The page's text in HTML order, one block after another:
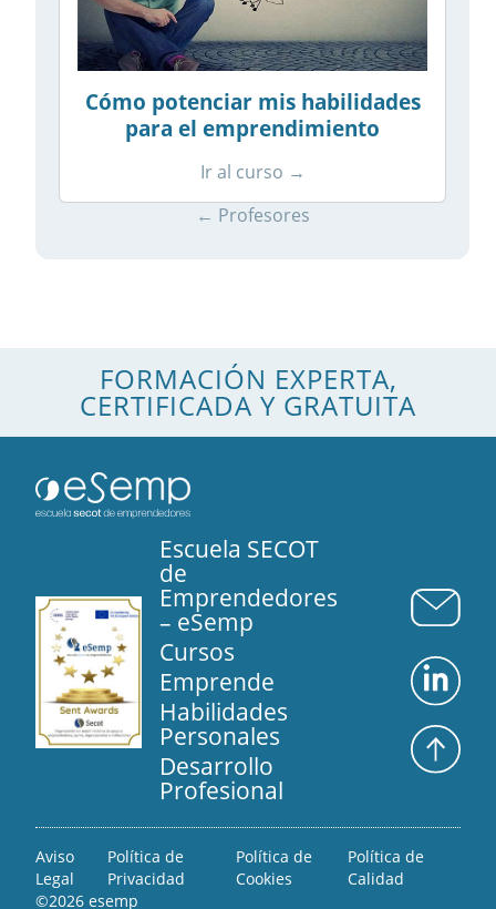
Cómo potenciar mis habilidades
para el emprendimiento
Ir al curso →
← Profesores
FORMACIÓN EXPERTA,
CERTIFICADA Y GRATUITA
Escuela SECOT
de
Emprendedores
– eSemp
Cursos
Emprende
Habilidades
Personales
Desarrollo
Profesional
Aviso
Legal
Política de
Privacidad
Política de
Cookies
Política de
Calidad
©2026 esemp